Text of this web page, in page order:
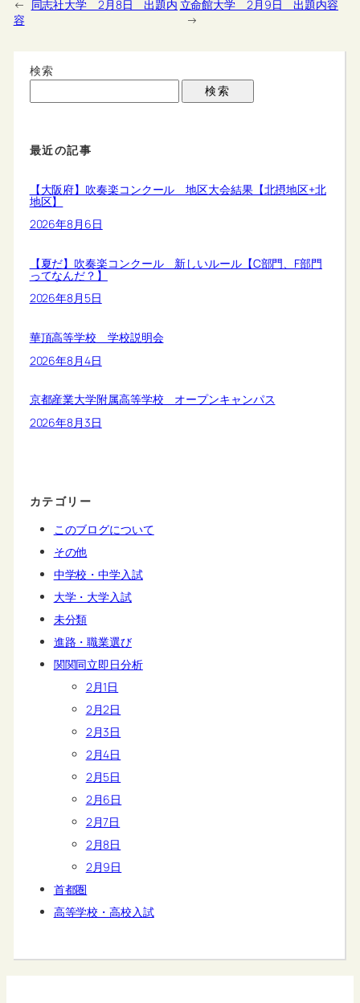
← 同志社大学 2月8日 出題内
容
立命館大学 2月9日 出題内容
→
検索
検索
最近の記事
【大阪府】吹奏楽コンクール 地区大会結果【北摂地区+北
地区】
2026年8月6日
【夏だ】吹奏楽コンクール 新しいルール【C部門、F部門
ってなんだ？】
2026年8月5日
華頂高等学校 学校説明会
2026年8月4日
京都産業大学附属高等学校 オープンキャンパス
2026年8月3日
カテゴリー
このブログについて
その他
中学校・中学入試
大学・大学入試
未分類
進路・職業選び
関関同立即日分析
2月1日
2月2日
2月3日
2月4日
2月5日
2月6日
2月7日
2月8日
2月9日
首都圏
高等学校・高校入試